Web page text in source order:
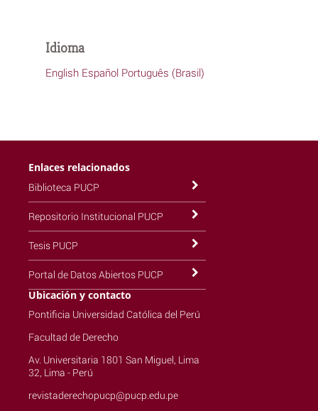
Idioma
English Español Português (Brasil)
Enlaces relacionados
Biblioteca PUCP
Repositorio Institucional PUCP
Tesis PUCP
Portal de Datos Abiertos PUCP
Ubicación y contacto
Pontificia Universidad Católica del Perú
Facultad de Derecho
Av. Universitaria 1801 San Miguel, Lima
32, Lima - Perú
revistaderechopucp@pucp.edu.pe